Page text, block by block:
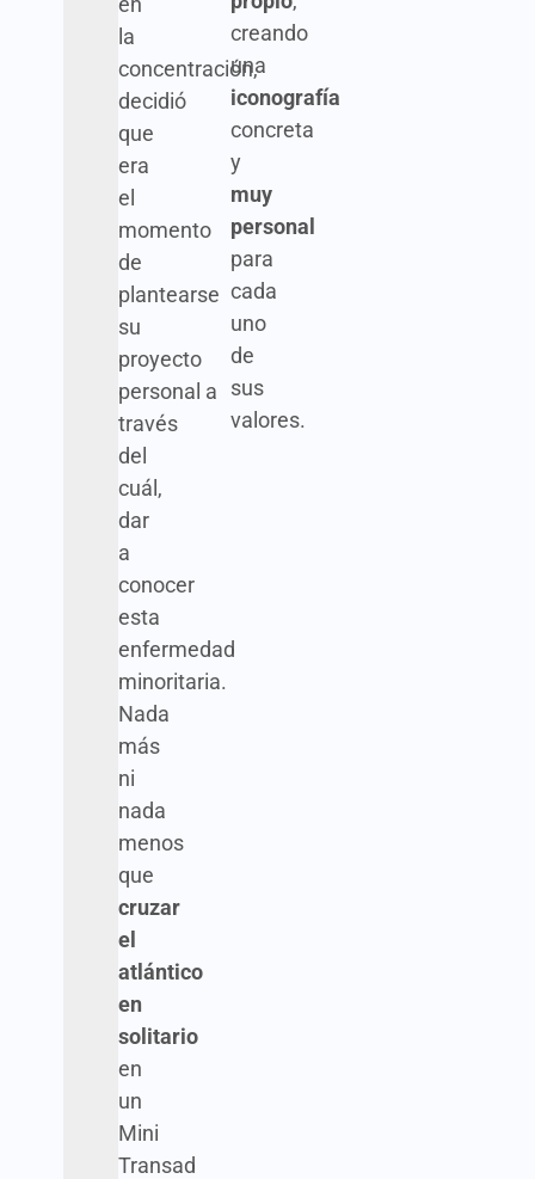
la
concentración,
decidió
que
era
el
momento
de
plantearse
su
proyecto
personal a
través
del
cuál,
dar
a
conocer
esta
enfermedad
minoritaria.
Nada
más
ni
nada
menos
que
cruzar
el
atlántico
en
solitario
en
un
Mini
Transad
creando
una
iconografía
concreta
y
muy
personal
para
cada
uno
de
sus
valores.